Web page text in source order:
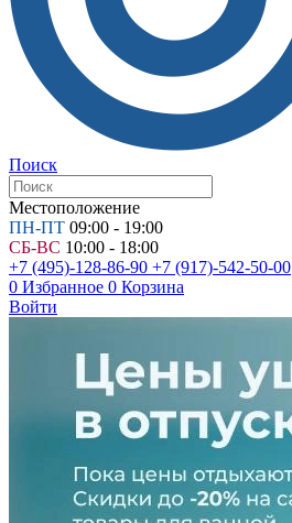
Поиск
Местоположение
ПН-ПТ 09:00 - 19:00
СБ-ВС 10:00 - 18:00
+7 (495)-128-86-90 +7 (917)-542-50-00
0 Избранное 0 Корзина
Войти